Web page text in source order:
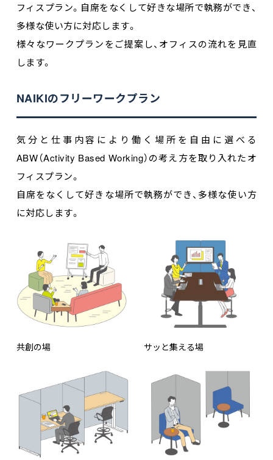
フィスプラン。自席をなくして好きな場所で執務ができ、
多様な使い方に対応します。
様々なワークプランをご提案し、オフィスの流れを見直
します。
NAIKIのフリーワークプラン
気分と仕事内容により働く場所を自由に選べる
ABW（Activity Based Working）の考え方を取り入れたオ
フィスプラン。
自席をなくして好きな場所で執務ができ、多様な使い方
に対応します。
共創の場 サッと集える場